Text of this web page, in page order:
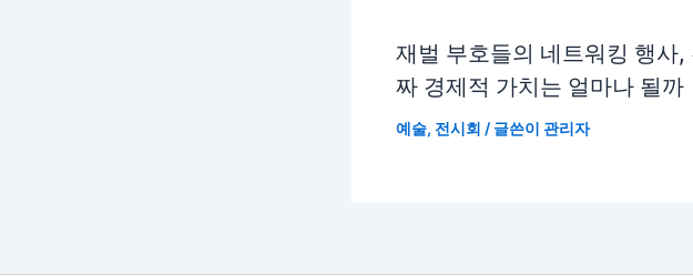
재벌 부호들의 네트워킹 행사,
짜 경제적 가치는 얼마나 될까
예술, 전시회 / 글쓴이 관리자